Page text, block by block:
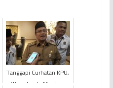
Tanggapi Curhatan KPU,
Wawako dr. Maulana